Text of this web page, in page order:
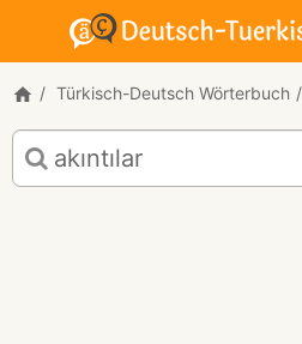
Türkisch-Deutsch Wörterbuch
Türkisch-
Deutsch
Übersetzung